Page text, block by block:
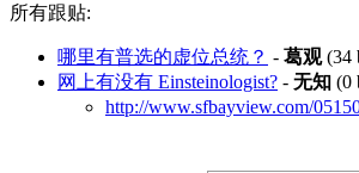
所有跟贴:
哪里有普选的虚位总统？ - 葛观(34
网上有没有 Einsteinologist? - 无知 (0
http://www.sfbayview.com/